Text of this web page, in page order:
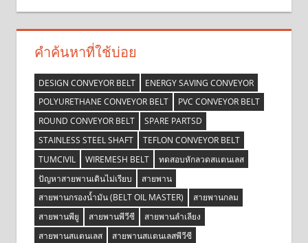
คำค้นหาที่ใช้บ่อย
DESIGN CONVEYOR BELT
ENERGY SAVING CONVEYOR
POLYURETHANE CONVEYOR BELT
PVC CONVEYOR BELT
ROUND CONVEYOR BELT
SPARE PARTSD
STAINLESS STEEL SHAFT
TEFLON CONVEYOR BELT
TUMCIVIL
WIREMESH BELT
ทดสอบหักลวดสแตนเลส
ปัญหาสายพานเดินไม่เรียบ
สายพาน
สายพานกรองน้ำมัน (BELT OIL MASTER)
สายพานกลม
สายพานพียู
สายพานพีวีซี
สายพานลำเลียง
สายพานสแตนเลส
สายพานสแตนเลสพีวีซี